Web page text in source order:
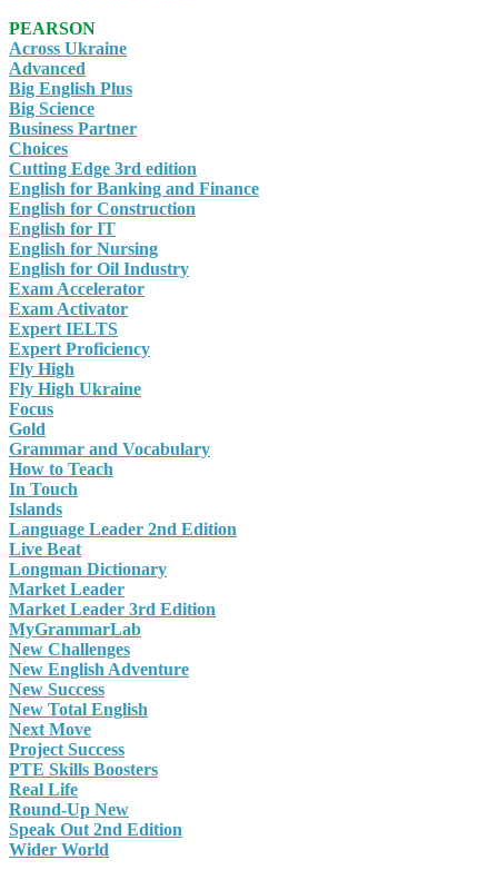
PEARSON
Across Ukraine
Advanced
Big English Plus
Big Science
Business Partner
Choices
Cutting Edge 3rd edition
English for Banking and Finance
English for Construction
English for IT
English for Nursing
English for Oil Industry
Exam Accelerator
Exam Activator
Expert IELTS
Expert Proficiency
Fly High
Fly High Ukraine
Focus
Gold
Grammar and Vocabulary
How to Teach
In Touch
Islands
Language Leader 2nd Edition
Live Beat
Longman Dictionary
Market Leader
Market Leader 3rd Edition
MyGrammarLab
New Challenges
New English Adventure
New Success
New Total English
Next Move
Project Success
PTE Skills Boosters
Real Life
Round-Up New
Speak Out 2nd Edition
Wider World